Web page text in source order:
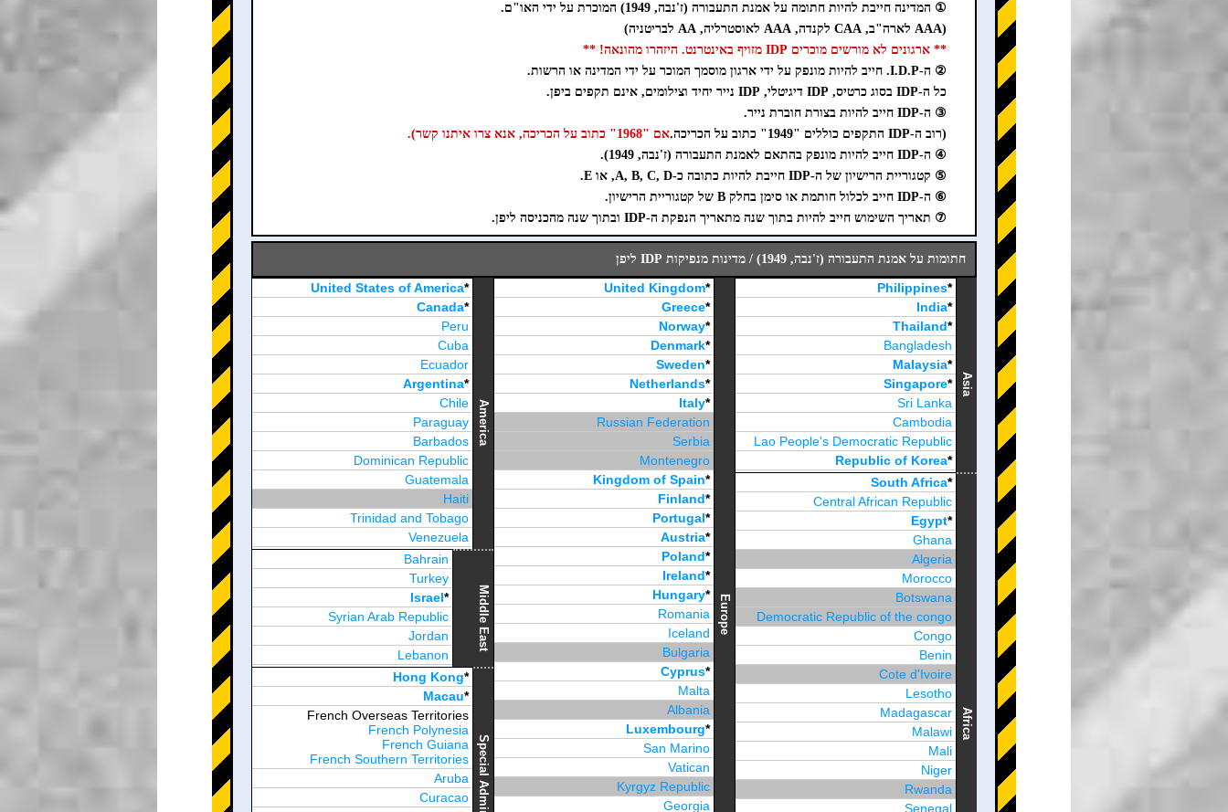
① המדינה חייבת להיות חתומה על אמנת התעבורה (ז'נבה, 1949) המוכרת על ידי האו"ם.
(AAA לארה"ב, CAA לקנדה, AAA לאוסטרליה, AA לבריטניה)
** ארגונים לא מורשים מוכרים IDP מזויף באינטרנט. היזהרו מהונאה! **
② ה-I.D.P. חייב להיות מונפק על ידי ארגון מוסמך המוכר על ידי המדינה או הרשות.
כל ה-IDP בסוג כרטיס, IDP דיגיטלי, IDP נייר יחיד וצילומים, אינם תקפים ביפן.
③ ה-IDP חייב להיות בצורת חוברת נייר.
(רוב ה-IDP התקפים כוללים "1949" כתוב על הכריכה.
אם "1968" כתוב על הכריכה, אנא צרו איתנו קשר).
④ ה-IDP חייב להיות מונפק בהתאם לאמנת התעבורה (ז'נבה, 1949).
⑤ קטגוריית הרישיון של ה-IDP חייבת להיות כתובה כ-A, B, C, D, או E.
⑥ ה-IDP חייב לכלול חותמת או סימן בחלק B של קטגוריית הרישיון.
⑦ תאריך השימוש חייב להיות בתוך שנה מתאריך הנפקת ה-IDP ובתוך שנה מהכניסה ליפן.
חתומות על אמנת התעבורה (ז'נבה, 1949) / מדינות מנפיקות IDP ליפן
Asia
*
Philippines
*
India
*
Thailand
Bangladesh
*
Malaysia
*
Singapore
Sri Lanka
Cambodia
Lao People's Democratic Republic
*
Republic of Korea
Brunei Darussalam
Africa
*
South Africa
Central African Republic
*
Egypt
Ghana
Algeria
Morocco
Botswana
Democratic Republic of the congo
Congo
Benin
Cote d'Ivoire
Lesotho
Madagascar
Malawi
Mali
Niger
Rwanda
Senegal
Europe
*
United Kingdom
*
Greece
*
Norway
*
Denmark
*
Sweden
*
Netherlands
*
Italy
Russian Federation
Serbia
Montenegro
*
Kingdom of Spain
*
Finland
*
Portugal
*
Austria
*
Poland
*
Ireland
*
Hungary
Romania
Iceland
Bulgaria
*
Cyprus
Malta
Albania
*
Luxembourg
San Marino
Vatican
Kyrgyz Republic
Georgia
America
*
United States of America
*
Canada
Peru
Cuba
Ecuador
*
Argentina
Chile
Paraguay
Barbados
Dominican Republic
Guatemala
Haiti
Trinidad and Tobago
Venezuela
Jamaica
Middle East
Bahrain
Turkey
*
Israel
Syrian Arab Republic
Jordan
Lebanon
*
United Arab Emirates *
Hong Kong
*
Macau
French Overseas Territories
French Polynesia
French Guiana
French Southern Territories
Aruba
Curacao